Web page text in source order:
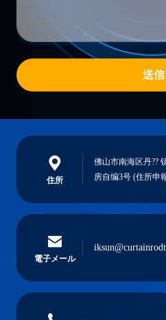
送信
住所
佛山市南海区丹??
房自编3号 (住所申
電子メール